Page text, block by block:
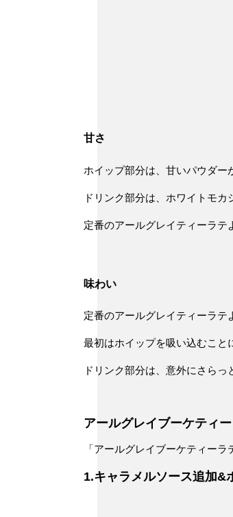
甘さ
ホイップ部分は、甘いパウダー
ドリンク部分は、ホワイトモカ
定番のアールグレイティーラテ
味わい
定番のアールグレイティーラテ
最初はホイップを吸い込むこと
ドリンク部分は、意外にさらっ
アールグレイブーケティ
「アールグレイブーケティー
1.キャラメルソース追加&